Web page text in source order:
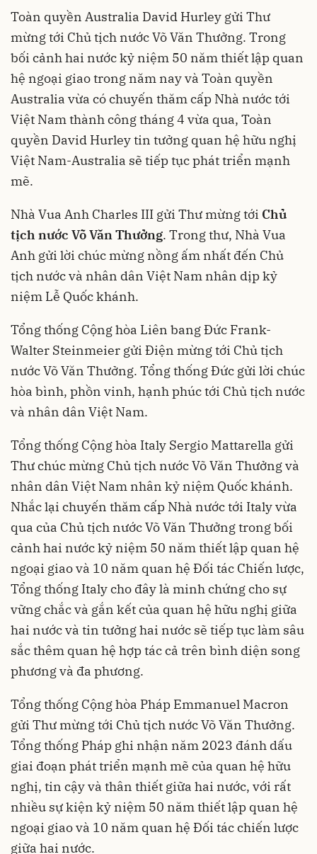
Toàn quyền Australia David Hurley gửi Thư
mừng tới Chủ tịch nước Võ Văn Thưởng. Trong
bối cảnh hai nước kỷ niệm 50 năm thiết lập quan
hệ ngoại giao trong năm nay và Toàn quyền
Australia vừa có chuyến thăm cấp Nhà nước tới
Việt Nam thành công tháng 4 vừa qua, Toàn
quyền David Hurley tin tưởng quan hệ hữu nghị
Việt Nam-Australia sẽ tiếp tục phát triển mạnh
mẽ.
Nhà Vua Anh Charles III gửi Thư mừng tới Chủ
tịch nước Võ Văn Thưởng. Trong thư, Nhà Vua
Anh gửi lời chúc mừng nồng ấm nhất đến Chủ
tịch nước và nhân dân Việt Nam nhân dịp kỷ
niệm Lễ Quốc khánh.
Tổng thống Cộng hòa Liên bang Đức Frank-
Walter Steinmeier gửi Điện mừng tới Chủ tịch
nước Võ Văn Thưởng. Tổng thống Đức gửi lời chúc
hòa bình, phồn vinh, hạnh phúc tới Chủ tịch nước
và nhân dân Việt Nam.
Tổng thống Cộng hòa Italy Sergio Mattarella gửi
Thư chúc mừng Chủ tịch nước Võ Văn Thưởng và
nhân dân Việt Nam nhân kỷ niệm Quốc khánh.
Nhắc lại chuyến thăm cấp Nhà nước tới Italy vừa
qua của Chủ tịch nước Võ Văn Thưởng trong bối
cảnh hai nước kỷ niệm 50 năm thiết lập quan hệ
ngoại giao và 10 năm quan hệ Đối tác Chiến lược,
Tổng thống Italy cho đây là minh chứng cho sự
vững chắc và gắn kết của quan hệ hữu nghị giữa
hai nước và tin tưởng hai nước sẽ tiếp tục làm sâu
sắc thêm quan hệ hợp tác cả trên bình diện song
phương và đa phương.
Tổng thống Cộng hòa Pháp Emmanuel Macron
gửi Thư mừng tới Chủ tịch nước Võ Văn Thưởng.
Tổng thống Pháp ghi nhận năm 2023 đánh dấu
giai đoạn phát triển mạnh mẽ của quan hệ hữu
nghị, tin cậy và thân thiết giữa hai nước, với rất
nhiều sự kiện kỷ niệm 50 năm thiết lập quan hệ
ngoại giao và 10 năm quan hệ Đối tác chiến lược
giữa hai nước.